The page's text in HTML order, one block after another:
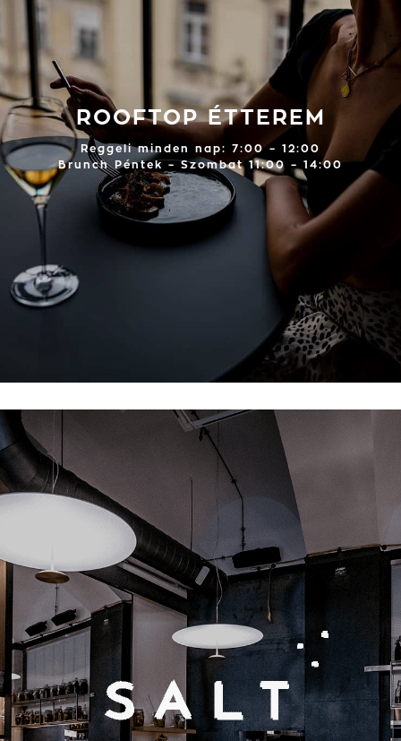
ROOFTOP ÉTTEREM
Reggeli minden nap: 7:00 – 12:00
Brunch Péntek – Szombat 11:00 – 14:00